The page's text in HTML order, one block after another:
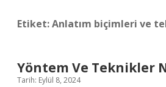
Etiket:Anlatım biçimleri ve
Yöntem Ve Teknikler
Tarih: Eylül 8, 2024